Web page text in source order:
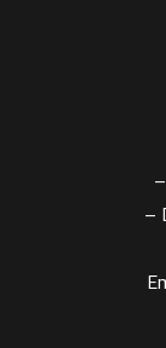
–